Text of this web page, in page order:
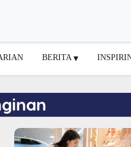
BERITA